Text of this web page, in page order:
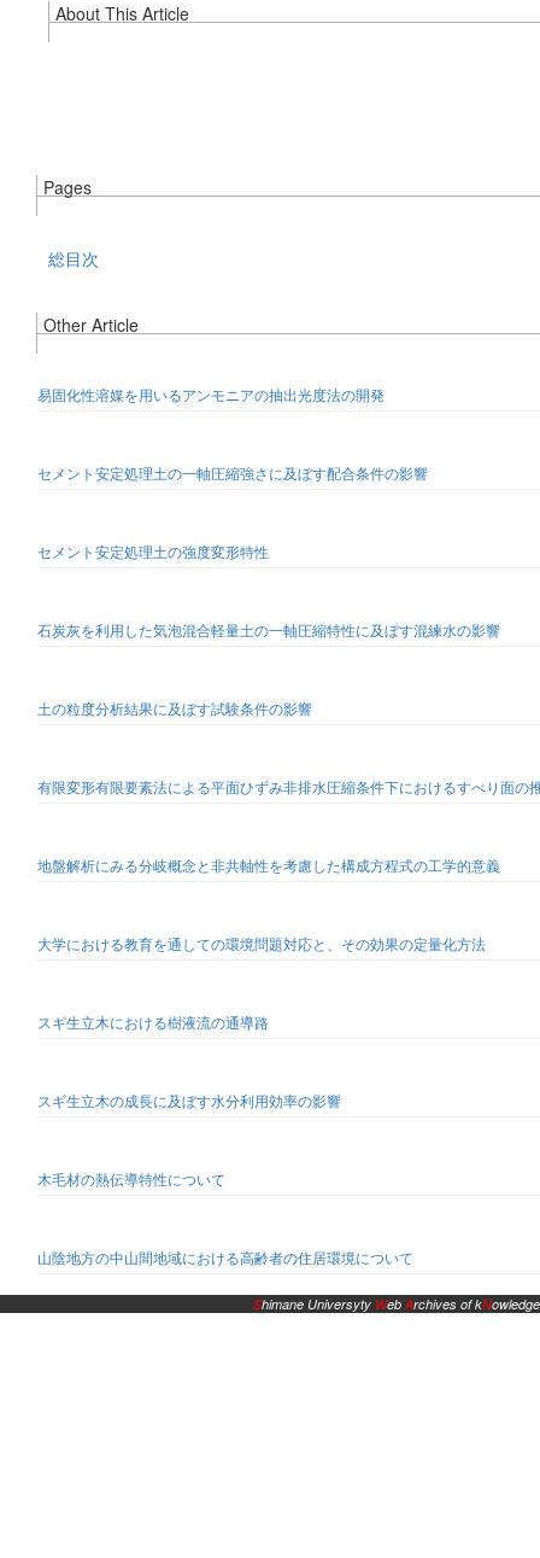
About This Article
Pages
総目次
Other Article
易固化性溶媒を用いるアンモニアの抽出光度法の開発
セメント安定処理土の一軸圧縮強さに及ぼす配合条件の影響
セメント安定処理土の強度変形特性
石炭灰を利用した気泡混合軽量土の一軸圧縮特性に及ぼす混練水の影響
土の粒度分析結果に及ぼす試験条件の影響
有限変形有限要素法による平面ひずみ非排水圧縮条件下におけるすべり面の
地盤解析にみる分岐概念と非共軸性を考慮した構成方程式の工学的意義
大学における教育を通しての環境問題対応と、その効果の定量化方法
スギ生立木における樹液流の通導路
スギ生立木の成長に及ぼす水分利用効率の影響
木毛材の熱伝導特性について
山陰地方の中山間地域における高齢者の住居環境について
Shimane Universyty WebArchives of kNowledge